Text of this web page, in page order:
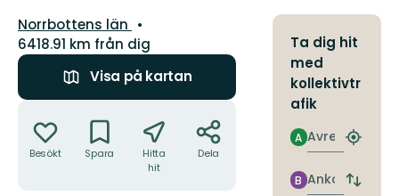
Län:
Norrbottens län
6418.91 km från dig
Visa på kartan
Besökt Spara
Hitta
hit
Dela
Ta dig hit
med
kollektivtr
afik
Avresa
A
Hitta
Ankomst
B
Byt